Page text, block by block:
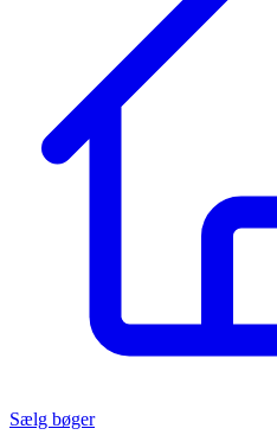
Sælg bøger